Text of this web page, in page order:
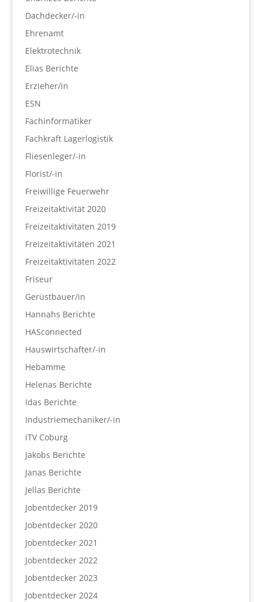
Dachdecker/-in
Ehrenamt
Elektrotechnik
Elias Berichte
Erzieher/in
ESN
Fachinformatiker
Fachkraft Lagerlogistik
Fliesenleger/-in
Florist/-in
Freiwillige Feuerwehr
Freizeitaktivität 2020
Freizeitaktivitäten 2019
Freizeitaktivitäten 2021
Freizeitaktivitäten 2022
Friseur
Gerüstbauer/in
Hannahs Berichte
HASconnected
Hauswirtschafter/-in
Hebamme
Helenas Berichte
Idas Berichte
Industriemechaniker/-in
iTV Coburg
Jakobs Berichte
Janas Berichte
Jellas Berichte
Jobentdecker 2019
Jobentdecker 2020
Jobentdecker 2021
Jobentdecker 2022
Jobentdecker 2023
Jobentdecker 2024